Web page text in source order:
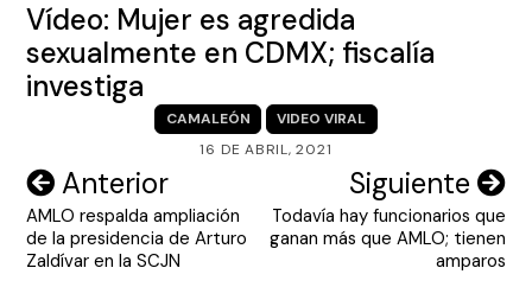
Vídeo: Mujer es agredida
sexualmente en CDMX; fiscalía
investiga
CAMALEÓN
VIDEO VIRAL
16 DE ABRIL, 2021
Navegación
de
entradas
Anterior
AMLO respalda ampliación
de la presidencia de Arturo
Zaldívar en la SCJN
Siguiente
Todavía hay funcionarios que
ganan más que AMLO; tienen
amparos